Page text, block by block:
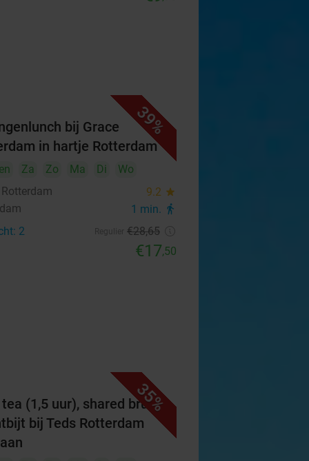
39%
bij Grace
in hartje Rotterdam
Za Zo Ma Di
Wo
9.2 star
1 min. directions_walk
2 €28,65
€17,50
35%
tea (1,5 uur), shared brunch
bij Teds Rotterdam